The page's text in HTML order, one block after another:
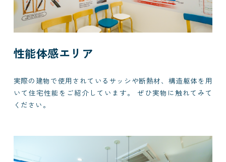
性能体感エリア
実際の建物で使用されているサッシや断熱材、構造躯体を用
いて住宅性能をご紹介しています。 ぜひ実物に触れてみて
ください。